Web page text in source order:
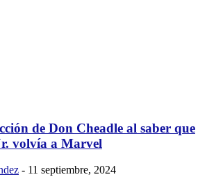
de Don Cheadle al saber que
volvía a Marvel
- 11 septiembre, 2024